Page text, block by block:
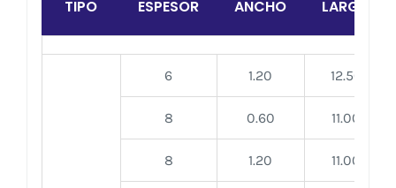
TIPO ESPESOR ANCHO LARGO
6 1.20 12.50
8 0.60 11.00
8 1.20 11.00